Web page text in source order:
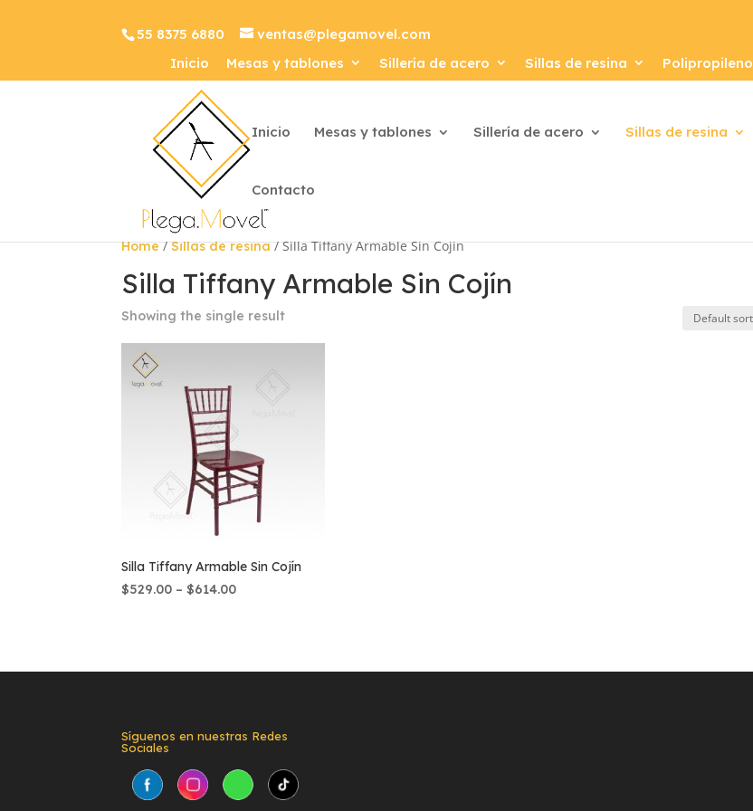
55 8375 6880
ventas@plegamovel.com
Inicio
Mesas y tablones Sillería de acero Sillas de resina Polipropileno
Inicio Mesas y tablones Sillería de acero Sillas de resina
Contacto
Home/Sillas de resina/ Silla Tiffany Armable Sin Cojín
Silla Tiffany Armable Sin Cojín
Showing the single result
Silla Tiffany Armable Sin Cojín
$529.00 –$614.00
Síguenos en nuestras Redes
Sociales